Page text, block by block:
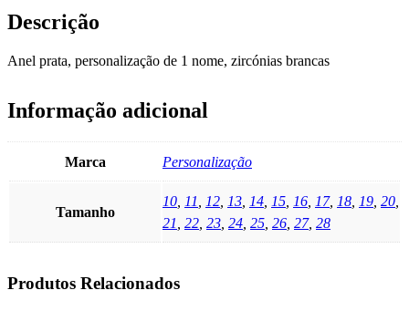
Descrição
Anel prata, personalização de 1 nome, zircónias brancas
Informação adicional
Marca Personalização
Tamanho
10 11 12 13 14 15 16 17, 18 19 20
21 22 23 24 25 26 27, 28
Produtos Relacionados